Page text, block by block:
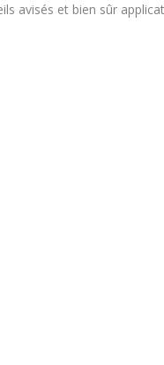
avisés et bien sûr